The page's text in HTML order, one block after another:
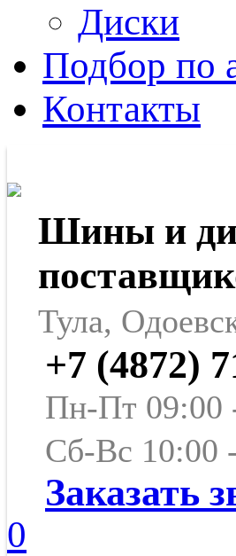
Диски
Подбор по
Контакты
Шины и
Тула,
+7 (4872)
Пн-Пт 09:00
Сб-Вс 10:00
Заказать
0